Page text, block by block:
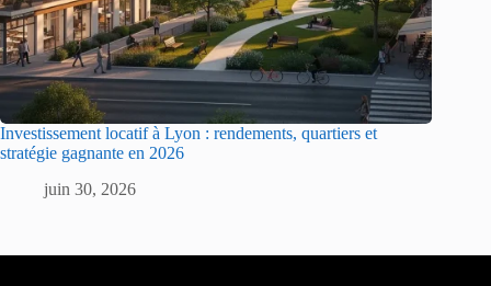
Investissement locatif à Lyon : rendements, quartiers et
stratégie gagnante en 2026
juin 30, 2026